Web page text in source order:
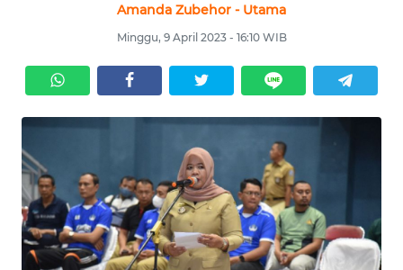
Amanda Zubehor - Utama
Minggu, 9 April 2023 - 16:10 WIB
SERBA-
SERBI
Informasi
INDEKS
BERITA